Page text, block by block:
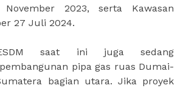
2023, serta Kawasan
27 Juli 2024.
ESDM saat ini juga sedang
pipa gas ruas Dumai-
bagian utara. Jika proyek